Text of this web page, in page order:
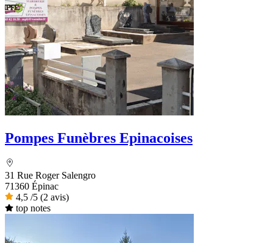
Pompes Funèbres Epinacoises
31 Rue Roger Salengro
71360 Épinac
4,5 /5 (2 avis)
top notes